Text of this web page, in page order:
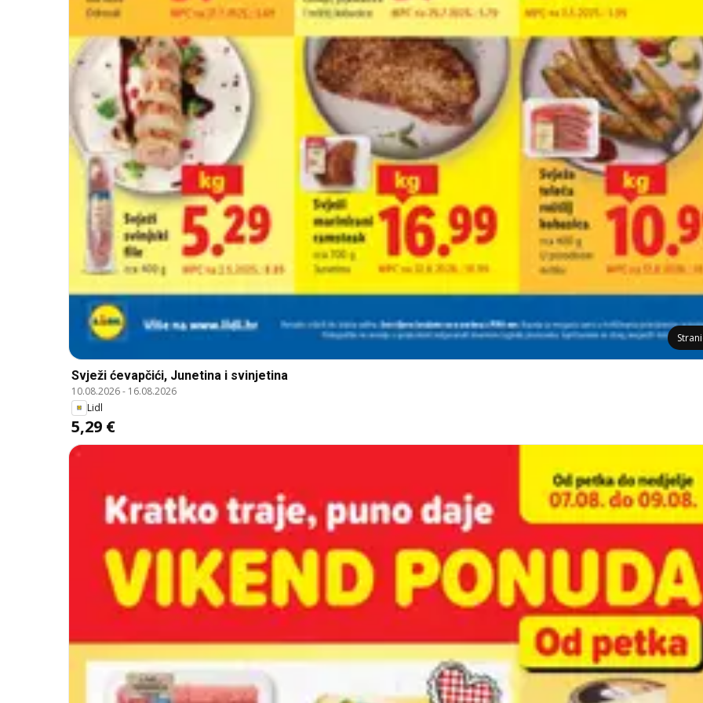
Svježi ćevapčići, Junetina i svinjetina
10.08.2026- 16.08.2026
Lidl
5,29 €